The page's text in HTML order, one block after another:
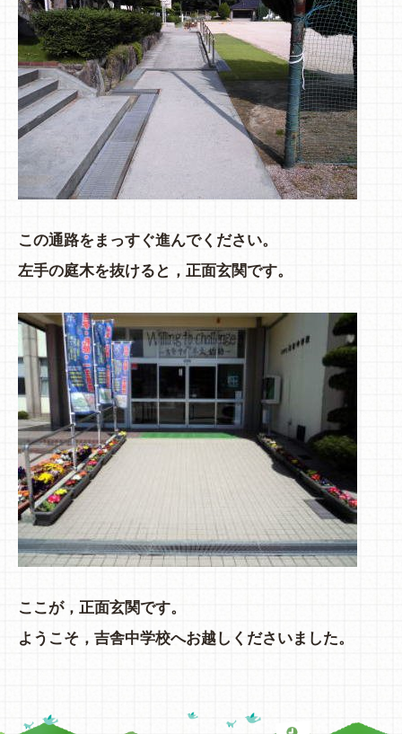
この通路をまっすぐ進んでください。
左手の庭木を抜けると，正面玄関です。
ここが，正面玄関です。
ようこそ，吉舎中学校へお越しくださいました。